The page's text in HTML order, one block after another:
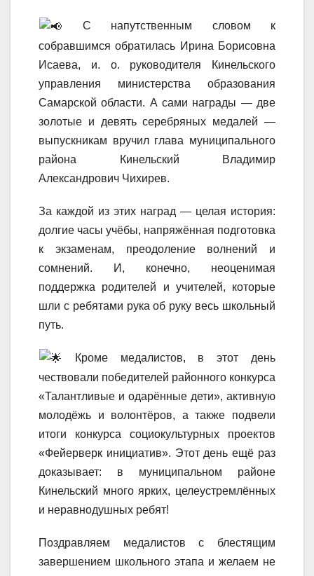
С напутственным словом к
собравшимся обратилась Ирина Борисовна
Исаева, и. о. руководителя Кинельского
управления министерства образования
Самарской области. А сами награды — две
золотые и девять серебряных медалей —
выпускникам вручил глава муниципального
района Кинельский Владимир
Александрович Чихирев.
За каждой из этих наград — целая история:
долгие часы учёбы, напряжённая подготовка
к экзаменам, преодоление волнений и
сомнений. И, конечно, неоценимая
поддержка родителей и учителей, которые
шли с ребятами рука об руку весь школьный
путь.
Кроме медалистов, в этот день
чествовали победителей районного конкурса
«Талантливые и одарённые дети», активную
молодёжь и волонтёров, а также подвели
итоги конкурса социокультурных проектов
«Фейерверк инициатив». Этот день ещё раз
доказывает: в муниципальном районе
Кинельский много ярких, целеустремлённых
и неравнодушных ребят!
Поздравляем медалистов с блестящим
завершением школьного этапа и желаем не